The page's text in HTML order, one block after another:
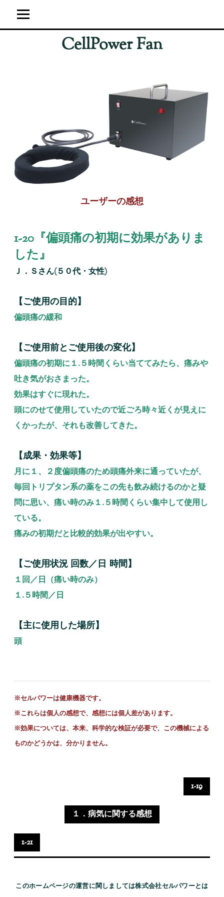
CellPower Fan
ユーザーの感想
1-20『偏頭痛の初期に効果がありま
した』
Ｊ．Ｓさん(５０代・女性)
【ご使用の目的】
偏頭痛の緩和
【ご使用前とご使用後の変化】
偏頭痛の初期に１.５時間くらい当ててみたら、痛みや
吐き気がおさまった。
効果はすぐに現れた。
頭にのせて使用していたので近ごろ時々近くが見えに
くかったが、それも改善してきた。
【成果・効果等】
月に１、２度偏頭痛のため頭痛外来に通っていたが、
毎回トリプタン系の薬をこの先も飲み続けるのかと疑
問に思い、痛い時のみ１.５時間くらい集中して使用し
ている。
痛みの初期だと比較的効果が出やすい。
【ご使用状況 回数／日 時間】
１回／日（痛い時のみ）
１.５時間／日
【主に使用した場所】
頭
※セルパワーは健康機器です。
※これらは個人の感想で、感想には個人差があります。
※効果については、本来、科学的な検証が必要で、この機械による
ものかどうかは、分かりません。
1-19
１．病気に関する感想
1-21
このホームページの運営に関しましては株式会社セルパワーとは